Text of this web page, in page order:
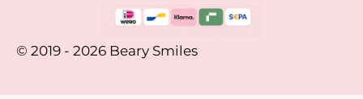
© 2019 - 2026 Beary Smiles